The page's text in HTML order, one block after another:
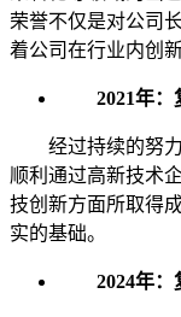
荣誉不仅是对公司
着公司在行业内创
2021年：
经过持续的努力
顺利通过高新技术
技创新方面所取得
实的基础。
2024年：